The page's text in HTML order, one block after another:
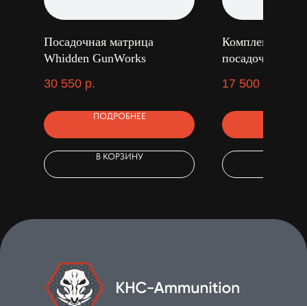
Посадочная матрица
Whidden GunWorks
30 550 р.
ПОДРОБНЕЕ
В КОРЗИНУ
Комплект
посадочная
17 500